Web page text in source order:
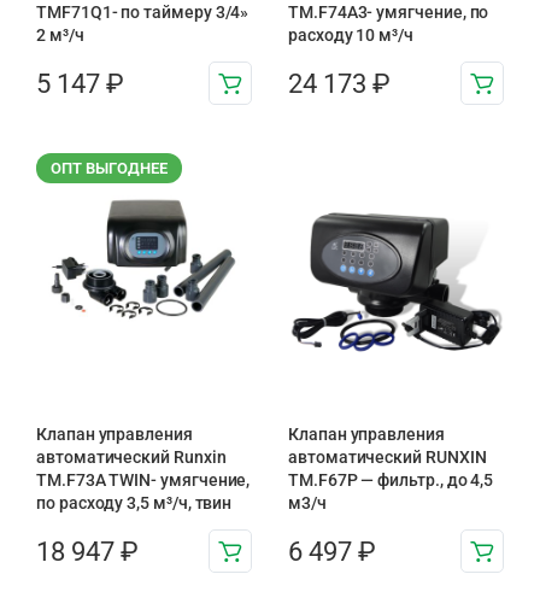
TMF71Q1- по таймеру 3/4»
2 м³/ч
5 147 ₽
TM.F74A3- умягчение, по
расходу 10 м³/ч
24 173 ₽
ОПТ ВЫГОДНЕЕ
Клапан управления
автоматический Runxin
TM.F73A TWIN- умягчение,
по расходу 3,5 м³/ч, твин
18 947 ₽
Клапан управления
автоматический RUNXIN
TM.F67P — фильтр., до 4,5
м3/ч
6 497 ₽